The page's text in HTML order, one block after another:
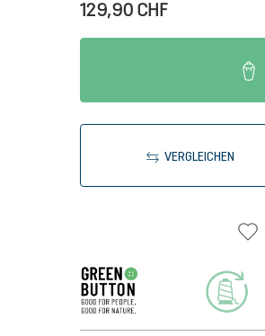
129,90 CHF
VERGLEICHEN